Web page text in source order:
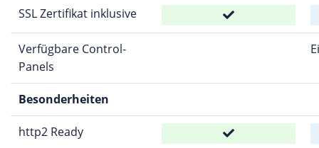
SSL Zertifikat inklusive
Verfügbare Control-
Panels
Besonderheiten
http2 Ready